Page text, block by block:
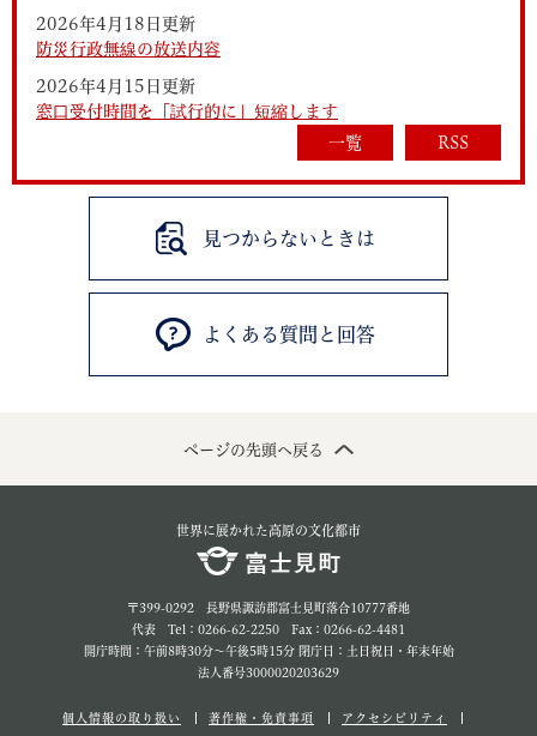
2026年4月18日更新
防災行政無線の放送内容
2026年4月15日更新
窓口受付時間を「試行的に」短縮します
一覧
RSS
見つからないときは
よくある質問と回答
ページの先頭へ戻る
世界に展かれた高原の文化都市
〒399-0292 長野県諏訪郡富士見町落合10777番地
代表 Tel：0266-62-2250 Fax：0266-62-4481
開庁時間：午前8時30分～午後5時15分 閉庁日：土日祝日・年末年始
法人番号3000020203629
個人情報の取り扱い 著作権・免責事項 アクセシビリティ